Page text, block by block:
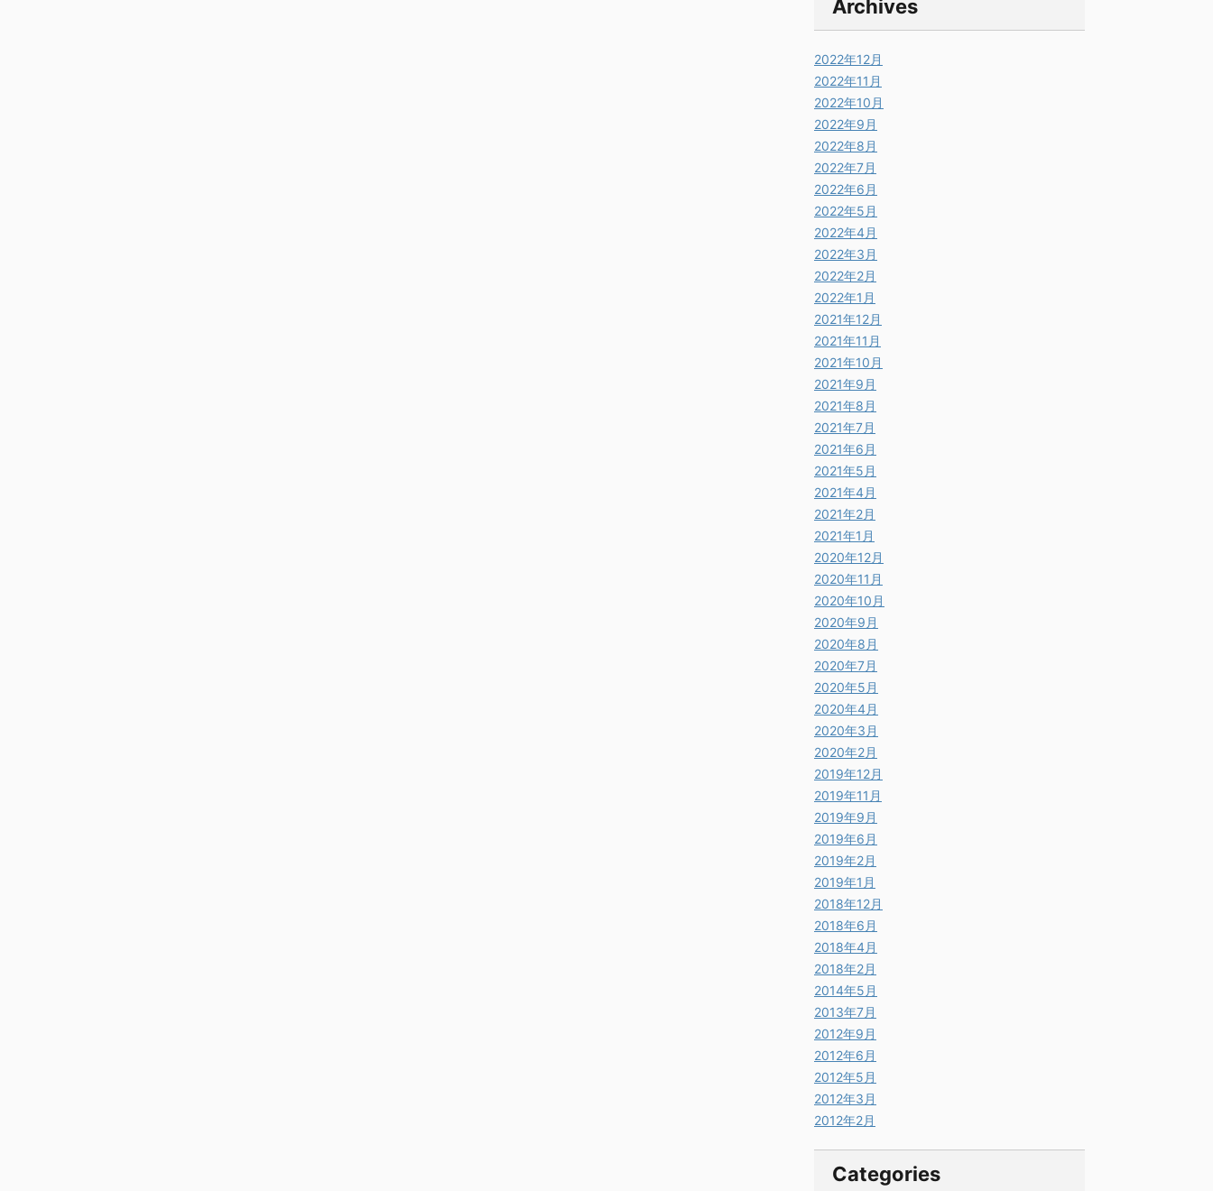
Archives
2022年12月
2022年11月
2022年10月
2022年9月
2022年8月
2022年7月
2022年6月
2022年5月
2022年4月
2022年3月
2022年2月
2022年1月
2021年12月
2021年11月
2021年10月
2021年9月
2021年8月
2021年7月
2021年6月
2021年5月
2021年4月
2021年2月
2021年1月
2020年12月
2020年11月
2020年10月
2020年9月
2020年8月
2020年7月
2020年5月
2020年4月
2020年3月
2020年2月
2019年12月
2019年11月
2019年9月
2019年6月
2019年2月
2019年1月
2018年12月
2018年6月
2018年4月
2018年2月
2014年5月
2013年7月
2012年9月
2012年6月
2012年5月
2012年3月
2012年2月
Categories